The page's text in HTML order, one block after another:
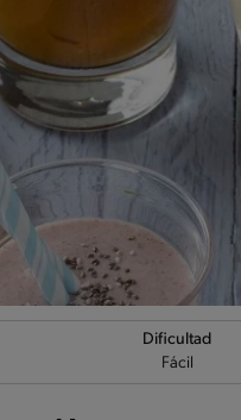
Dificultad
Fácil